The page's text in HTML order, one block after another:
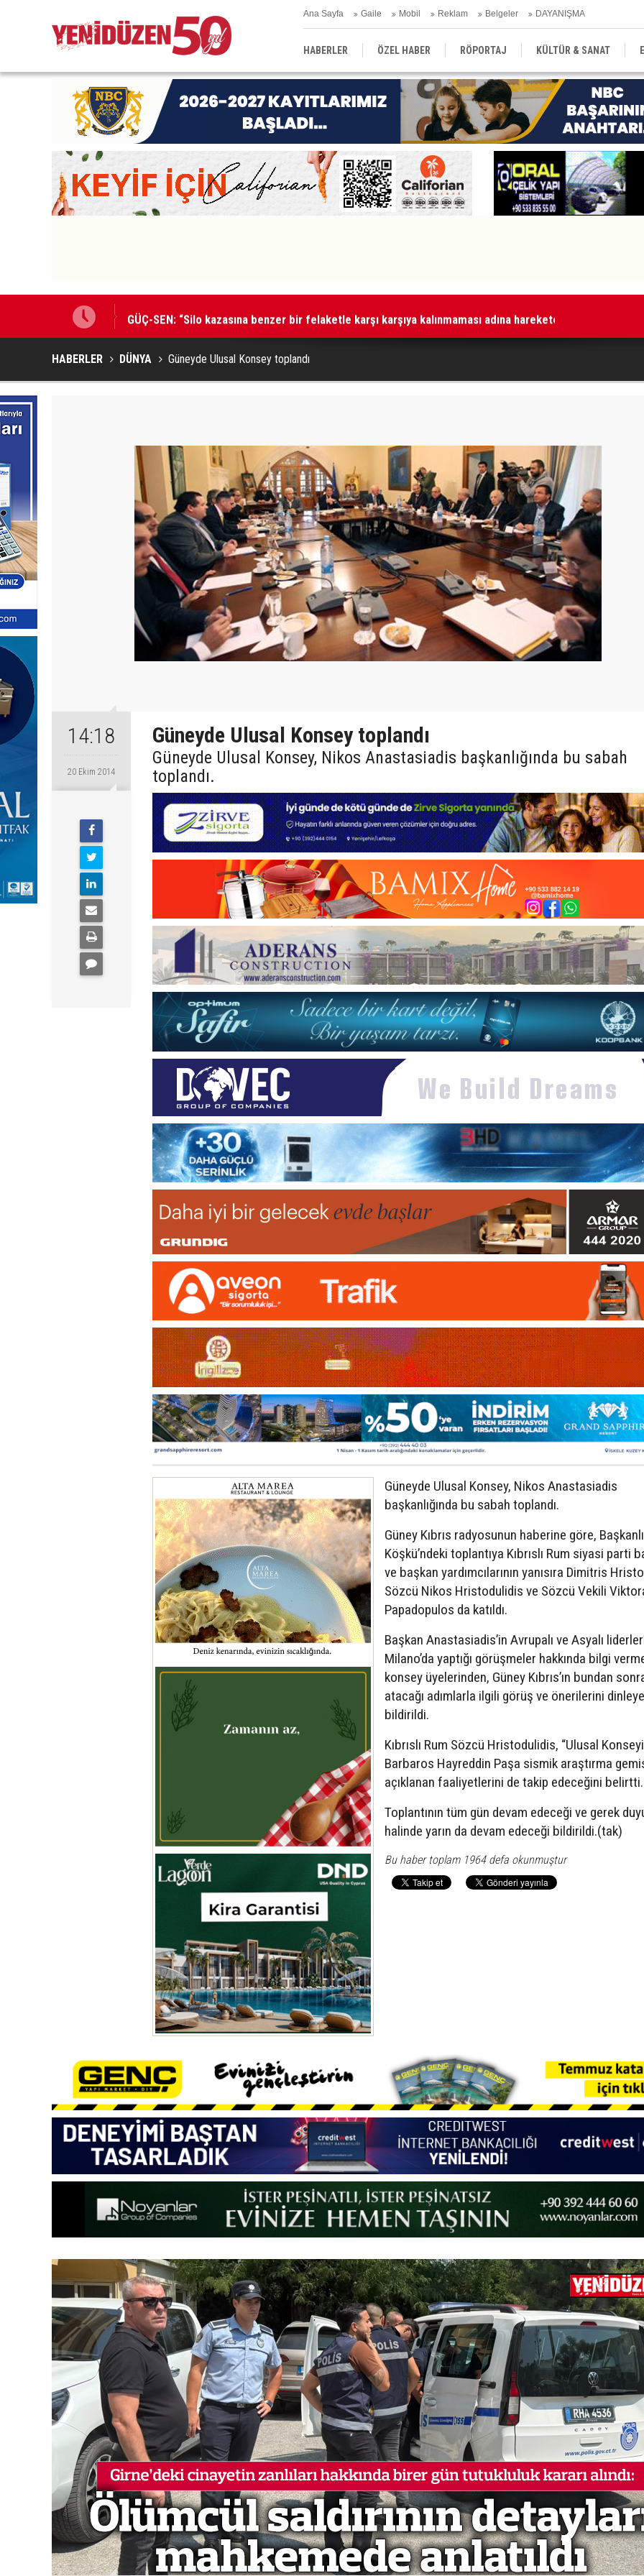
Ana Sayfa Gaile Mobil Reklam Belgeler DAYANIŞMA
HABERLER ÖZEL HABER RÖPORTAJ KÜLTÜR & SANAT
EĞİTİM YEREL YÖNETİM DERGİLER SEKTÖR
GÜÇ-SEN: “Silo kazasına benzer bir felaketle karşı karşıya kalınmaması adına harekete geçtik
HABERLER DÜNYA Güneyde Ulusal Konsey toplandı
14:18
20 Ekim 2014
Güneyde Ulusal Konsey toplandı
Güneyde Ulusal Konsey, Nikos Anastasiadis başkanlığında bu sabah
toplandı.
Güneyde Ulusal Konsey, Nikos Anastasiadis
başkanlığında bu sabah toplandı.
Güney Kıbrıs radyosunun haberine göre,
Köşkü’ndeki toplantıya Kıbrıslı Rum siyasi parti
ve başkan yardımcılarının yanısıra Dimitris
Sözcü Nikos Hristodulidis ve Sözcü Vekili
Papadopulos da katıldı.
Başkan Anastasiadis’in Avrupalı ve Asyalı
Milano’da yaptığı görüşmeler hakkında bilgi
konsey üyelerinden, Güney Kıbrıs’ın bundan
atacağı adımlarla ilgili görüş ve önerilerini
bildirildi.
Kıbrıslı Rum Sözcü Hristodulidis, “Ulusal
Barbaros Hayreddin Paşa sismik araştırma
açıklanan faaliyetlerini de takip edeceğini belirtti.
Toplantının tüm gün devam edeceği ve gerek
halinde yarın da devam edeceği bildirildi.(tak)
Bu haber toplam 1964 defa okunmuştur